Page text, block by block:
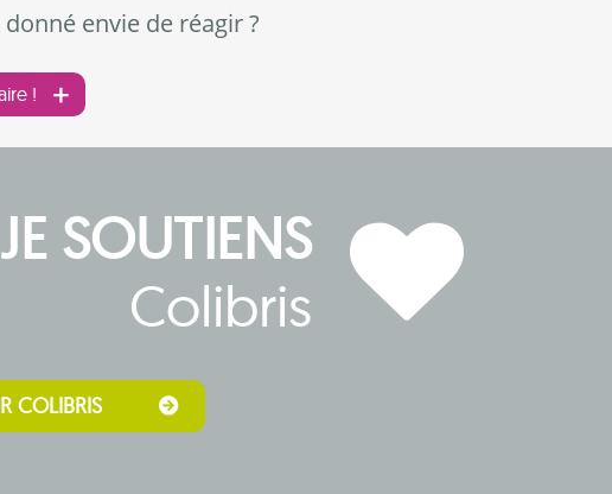
envie de réagir ?
!
JE SOUTIENS
Colibris
COLIBRIS